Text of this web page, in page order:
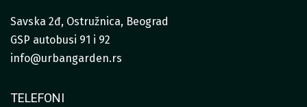
Savska 2đ, Ostružnica, Beograd
GSP autobusi 91 i 92
info@urbangarden.rs
TELEFONI